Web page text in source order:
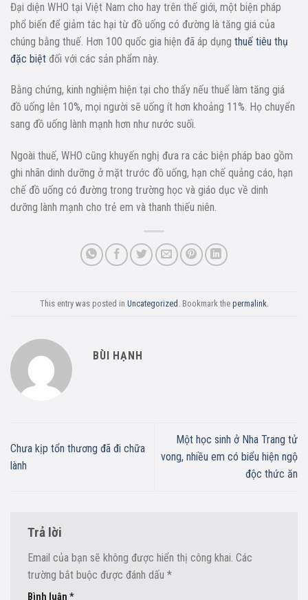
Đại diện WHO tại Việt Nam cho hay trên thế giới, một biện pháp
phổ biến để giảm tác hại từ đồ uống có đường là tăng giá của
chúng bằng thuế. Hơn 100 quốc gia hiện đã áp dụng thuế tiêu thụ
đặc biệt đối với các sản phẩm này.
Bằng chứng, kinh nghiệm hiện tại cho thấy nếu thuế làm tăng giá
đồ uống lên 10%, mọi người sẽ uống ít hơn khoảng 11%. Họ chuyển
sang đồ uống lành mạnh hơn như nước suối.
Ngoài thuế, WHO cũng khuyến nghị đưa ra các biện pháp bao gồm
ghi nhãn dinh dưỡng ở mặt trước đồ uống, hạn chế quảng cáo, hạn
chế đồ uống có đường trong trường học và giáo dục về dinh
dưỡng lành mạnh cho trẻ em và thanh thiếu niên.
This entry was posted in Uncategorized . Bookmark the permalink
BÙI HẠNH
Chưa kịp tổn thương đã đi chữa
lành
Một học sinh ở Nha Trang tử
vong, nhiều em có biểu hiện ngộ
độc thức ăn
Trả lời
Email của bạn sẽ không được hiển thị công khai. Các
trường bắt buộc được đánh dấu *
Bình luận *